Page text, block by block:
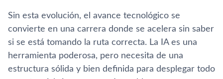
Sin esta evolución, el avance tecnológico se
convierte en una carrera donde se acelera sin saber
si se está tomando la ruta correcta. La IA es una
herramienta poderosa, pero necesita de una
estructura sólida y bien definida para desplegar todo